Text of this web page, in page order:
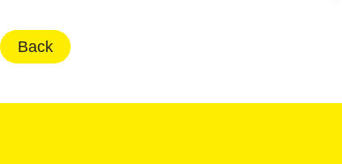
Back